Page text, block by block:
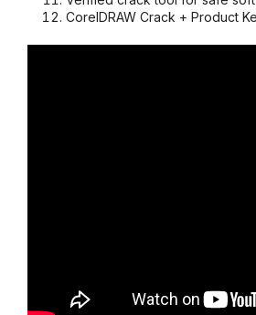
CorelDRAW Crack + Product